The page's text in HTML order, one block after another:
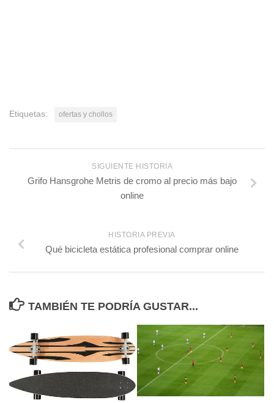
Etiquetas: ofertas y chollos
SIGUIENTE HISTORIA
Grifo Hansgrohe Metris de cromo al precio más bajo
online
HISTORIA PREVIA
Qué bicicleta estática profesional comprar online
TAMBIÉN TE PODRÍA GUSTAR...